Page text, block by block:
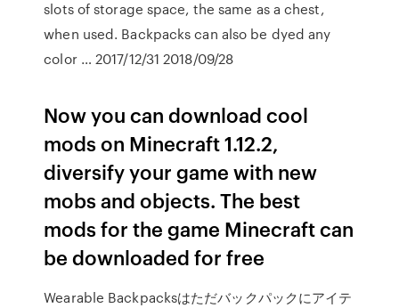
slots of storage space, the same as a chest,
when used. Backpacks can also be dyed any
color … 2017/12/31 2018/09/28
Now you can download cool
mods on Minecraft 1.12.2,
diversify your game with new
mobs and objects. The best
mods for the game Minecraft can
be downloaded for free
Wearable Backpacksはただバックパックにアイテ